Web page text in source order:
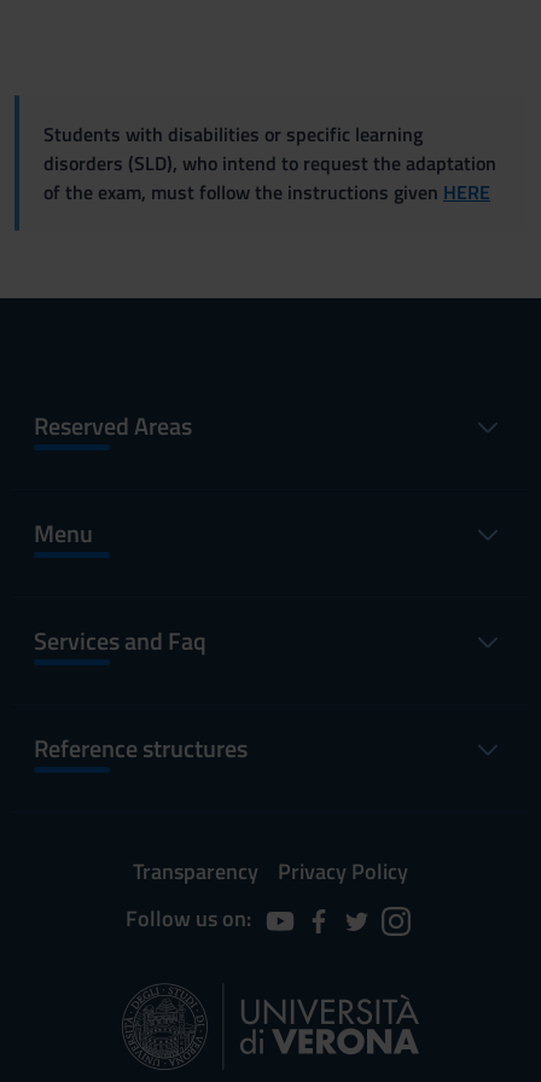
Students with disabilities or specific learning
disorders (SLD), who intend to request the adaptation
of the exam, must follow the instructions given HERE
Reserved Areas
Menu
Services and Faq
Reference structures
Transparency
Privacy Policy
Follow us on: